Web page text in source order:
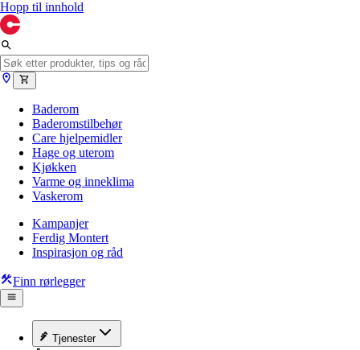
Hopp til innhold
Baderom
Baderomstilbehør
Care hjelpemidler
Hage og uterom
Kjøkken
Varme og inneklima
Vaskerom
Kampanjer
Ferdig Montert
Inspirasjon og råd
Finn rørlegger
Tjenester